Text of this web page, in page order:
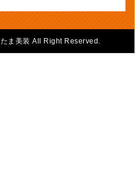
ま美装 All Right Reserved.